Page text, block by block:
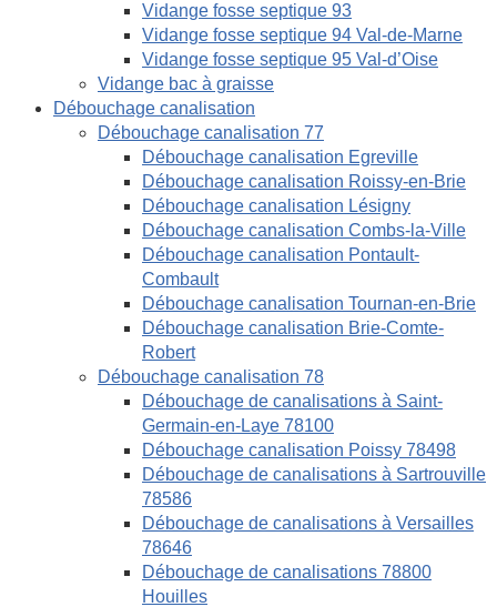
Vidange fosse septique 93
Vidange fosse septique 94 Val-de-Marne
Vidange fosse septique 95 Val-d’Oise
Vidange bac à graisse
Débouchage canalisation
Débouchage canalisation 77
Débouchage canalisation Egreville
Débouchage canalisation Roissy-en-Brie
Débouchage canalisation Lésigny
Débouchage canalisation Combs-la-Ville
Débouchage canalisation Pontault-
Combault
Débouchage canalisation Tournan-en-Brie
Débouchage canalisation Brie-Comte-
Robert
Débouchage canalisation 78
Débouchage de canalisations à Saint-
Germain-en-Laye 78100
Débouchage canalisation Poissy 78498
Débouchage de canalisations à Sartrouville
78586
Débouchage de canalisations à Versailles
78646
Débouchage de canalisations 78800
Houilles